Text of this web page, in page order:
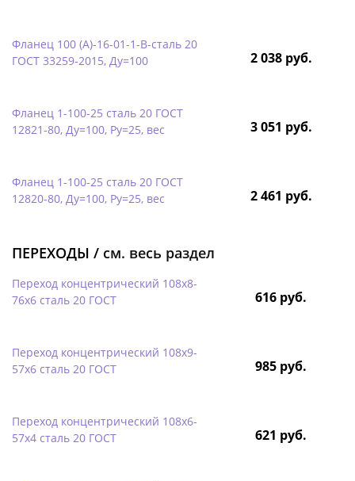
Фланец 100 (А)-16-01-1-B-сталь 20
ГОСТ 33259-2015, Ду=100
2 038 руб.
Фланец 1-100-25 сталь 20 ГОСТ
12821-80, Ду=100, Ру=25, вес
3 051 руб.
Фланец 1-100-25 сталь 20 ГОСТ
12820-80, Ду=100, Ру=25, вес
2 461 руб.
ПЕРЕХОДЫ / см. весь раздел
Переход концентрический 108х8-
76х6 сталь 20 ГОСТ
616 руб.
Переход концентрический 108х9-
57х6 сталь 20 ГОСТ
985 руб.
Переход концентрический 108х6-
57х4 сталь 20 ГОСТ
621 руб.